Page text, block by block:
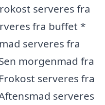
serveres fra
fra buffet *
serveres fra
morgenmad fra
serveres fra
serveres